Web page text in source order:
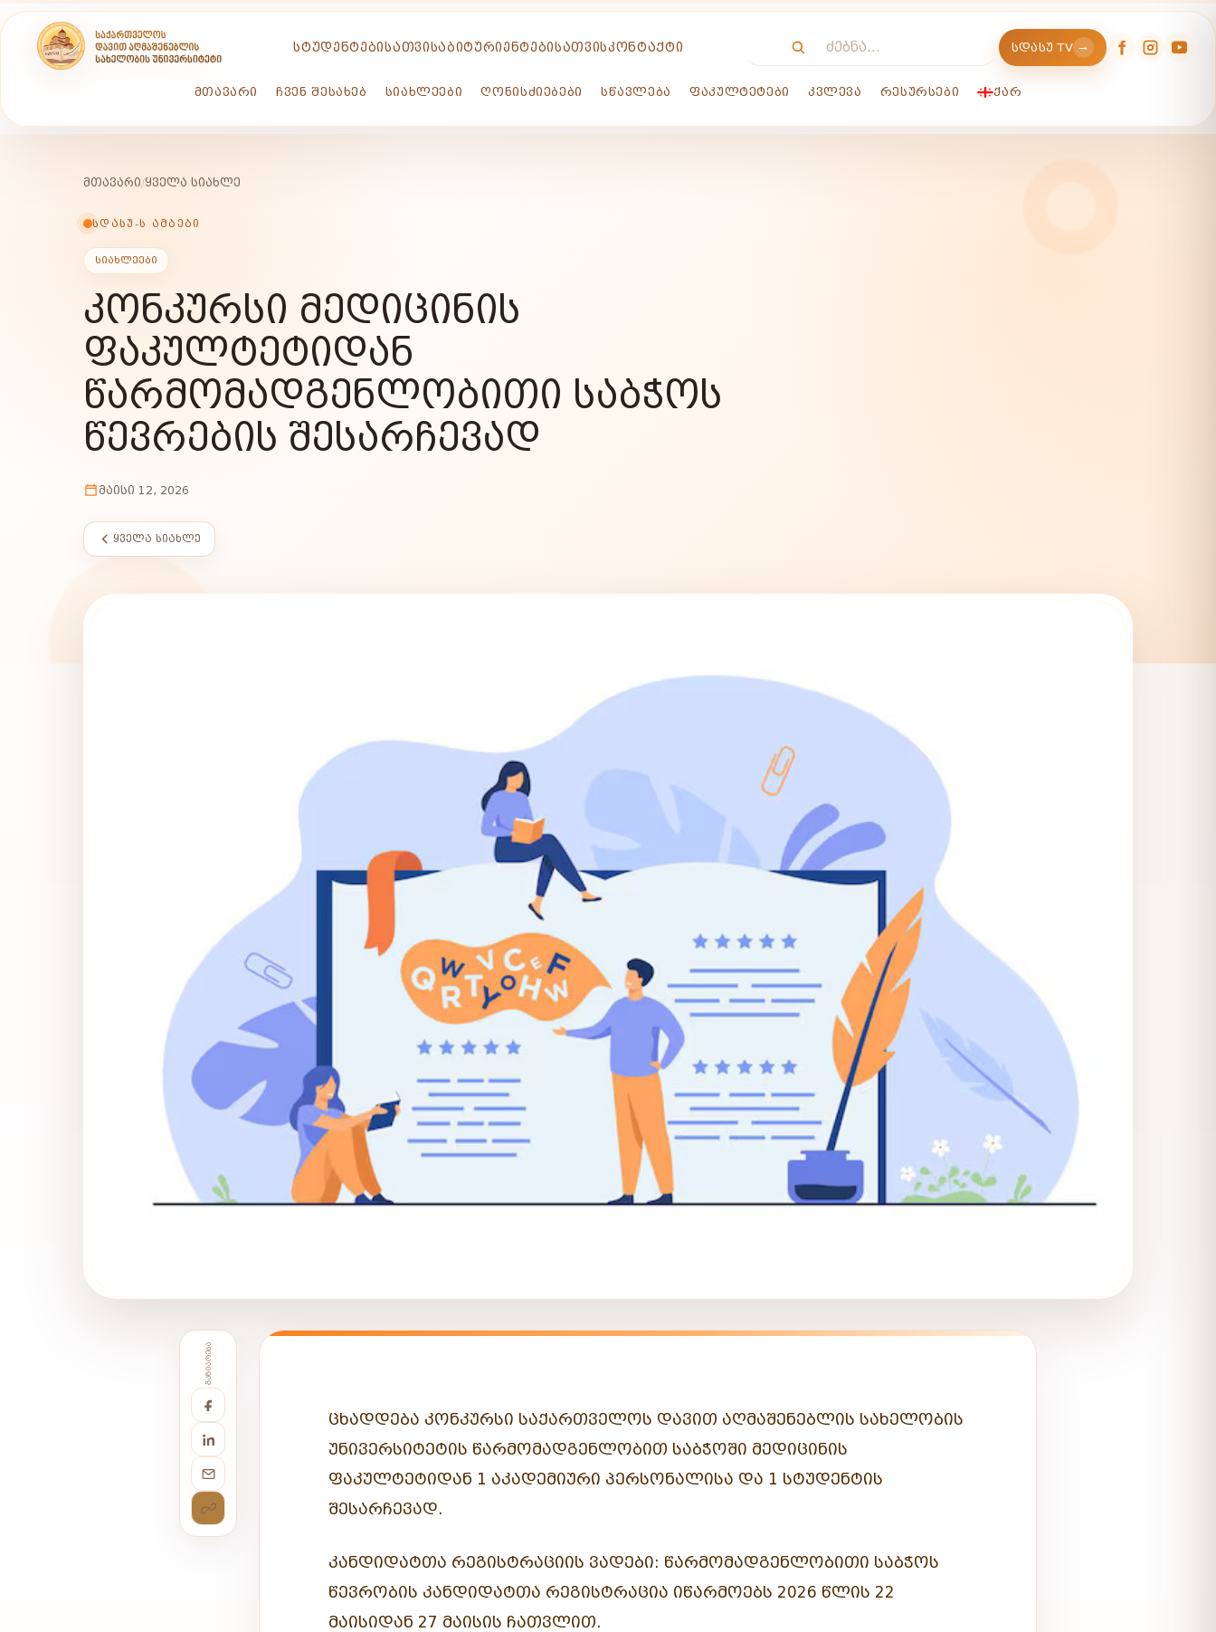
ᲡᲢᲣᲓᲔᲜᲢᲔᲑᲘᲡᲐᲗᲕᲘᲡᲐᲑᲘᲢᲣᲠᲘᲔᲜᲢᲔᲑᲘᲡᲐᲗᲕᲘᲡᲙᲝᲜᲢᲐᲥᲢᲘ ᲡᲓᲐᲡᲣ TV →
ᲛᲗᲐᲕᲐᲠᲘ ᲩᲕᲔᲜ ᲨᲔᲡᲐᲮᲔᲑ ᲡᲘᲐᲮᲚᲔᲔᲑᲘ ᲦᲝᲜᲘᲡᲫᲘᲔᲑᲔᲑᲘ ᲡᲬᲐᲕᲚᲔᲑᲐ ᲤᲐᲙᲣᲚᲢᲔᲢᲔᲑᲘ ᲙᲕᲚᲔᲕᲐ ᲠᲔᲡᲣᲠᲡᲔᲑᲘ ᲥᲐᲠ
ᲛᲗᲐᲕᲐᲠᲘ/ᲧᲕᲔᲚᲐ ᲡᲘᲐᲮᲚᲔ
ᲡᲓᲐᲡᲣ-Ს ᲐᲛᲑᲔᲑᲘ
ᲡᲘᲐᲮᲚᲔᲔᲑᲘ
ᲙᲝᲜᲙᲣᲠᲡᲘ ᲛᲔᲓᲘᲪᲘᲜᲘᲡ
ᲤᲐᲙᲣᲚᲢᲔᲢᲘᲓᲐᲜ
ᲬᲐᲠᲛᲝᲛᲐᲓᲒᲔᲜᲚᲝᲑᲘᲗᲘ ᲡᲐᲑᲭᲝᲡ
ᲬᲔᲕᲠᲔᲑᲘᲡ ᲨᲔᲡᲐᲠᲩᲔᲕᲐᲓ
ᲛᲐᲘᲡᲘ 12, 2026
ᲧᲕᲔᲚᲐ ᲡᲘᲐᲮᲚᲔ
ᲒᲐᲖᲘᲐᲠᲔᲑᲐ
ᲪᲮᲐᲓᲓᲔᲑᲐ ᲙᲝᲜᲙᲣᲠᲡᲘ ᲡᲐᲥᲐᲠᲗᲕᲔᲚᲝᲡ ᲓᲐᲕᲘᲗ ᲐᲦᲛᲐᲨᲔᲜᲔᲑᲚᲘᲡ ᲡᲐᲮᲔᲚᲝᲑᲘᲡ
ᲣᲜᲘᲕᲔᲠᲡᲘᲢᲔᲢᲘᲡ ᲬᲐᲠᲛᲝᲛᲐᲓᲒᲔᲜᲚᲝᲑᲘᲗ ᲡᲐᲑᲭᲝᲨᲘ ᲛᲔᲓᲘᲪᲘᲜᲘᲡ
ᲤᲐᲙᲣᲚᲢᲔᲢᲘᲓᲐᲜ 1 ᲐᲙᲐᲓᲔᲛᲘᲣᲠᲘ ᲞᲔᲠᲡᲝᲜᲐᲚᲘᲡᲐ ᲓᲐ 1 ᲡᲢᲣᲓᲔᲜᲢᲘᲡ
ᲨᲔᲡᲐᲠᲩᲔᲕᲐᲓ.
ᲙᲐᲜᲓᲘᲓᲐᲢᲗᲐ ᲠᲔᲒᲘᲡᲢᲠᲐᲪᲘᲘᲡ ᲕᲐᲓᲔᲑᲘ: ᲬᲐᲠᲛᲝᲛᲐᲓᲒᲔᲜᲚᲝᲑᲘᲗᲘ ᲡᲐᲑᲭᲝᲡ
ᲬᲔᲕᲠᲝᲑᲘᲡ ᲙᲐᲜᲓᲘᲓᲐᲢᲗᲐ ᲠᲔᲒᲘᲡᲢᲠᲐᲪᲘᲐ ᲘᲬᲐᲠᲛᲝᲔᲑᲡ 2026 ᲬᲚᲘᲡ 22
ᲛᲐᲘᲡᲘᲓᲐᲜ 27 ᲛᲐᲘᲡᲘᲡ ᲩᲐᲗᲕᲚᲘᲗ.